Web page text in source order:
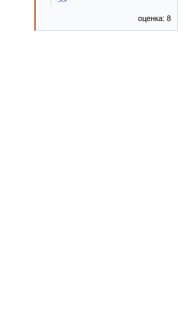
оценка: 8